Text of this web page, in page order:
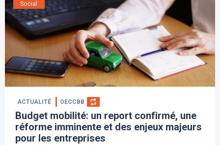
Social
ACTUALITÉ OECCBB
Budget mobilité: un report confirmé, une
réforme imminente et des enjeux majeurs
pour les entreprises